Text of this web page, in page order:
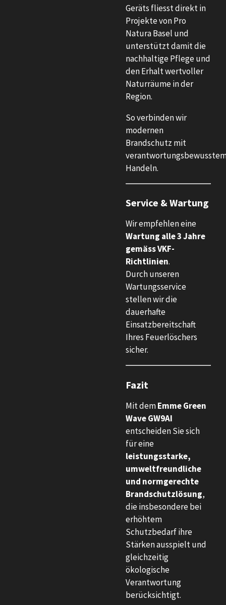
Geräts fliesst direkt in
Projekte von Pro
Natura Basel und
unterstützt damit die
nachhaltige Pflege und
den Erhalt wertvoller
Naturräume in der
Region.
So verbinden wir
modernen
Brandschutz mit
Handeln.
Service & Wartung
Wir empfehlen eine
Wartung alle 3 Jahre
gemäss VKF-
Richtlinien.
Durch unseren
Wartungsservice
stellen wir die
dauerhafte
Einsatzbereitschaft
Ihres Feuerlöschers
sicher.
Fazit
Mit demEmme Green
Wave GW9AI
entscheiden Sie sich
für eine
leistungsstarke,
umweltfreundliche
und normgerechte
Brandschutzlösung,
die insbesondere bei
erhöhtem
Schutzbedarf ihre
Stärken ausspielt und
gleichzeitig
ökologische
Verantwortung
berücksichtigt.